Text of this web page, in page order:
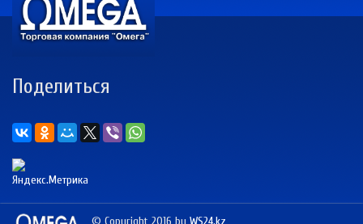
Поделиться
© Copyright 2016 by WS24.kz